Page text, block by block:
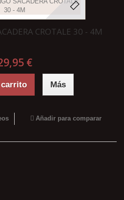
CROTALE 30 - 4M
€
Más
Añadir para comparar